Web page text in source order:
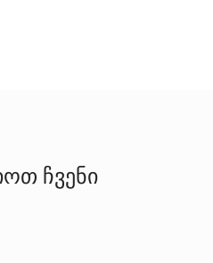
ჩვენი